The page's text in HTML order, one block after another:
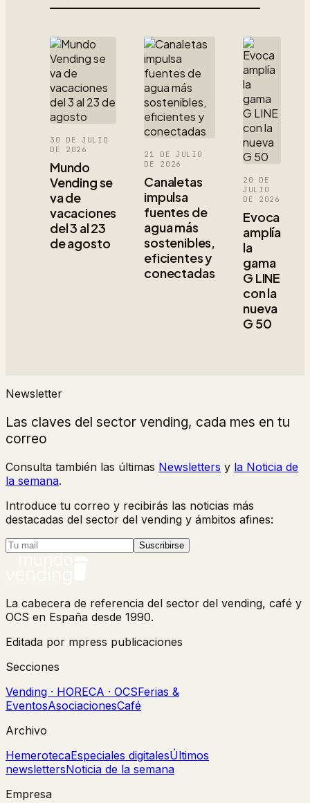
30 DE JULIO
DE 2026
Mundo
Vending se
va de
vacaciones
del 3 al 23
de agosto
21 DE JULIO
DE 2026
Canaletas
impulsa
fuentes de
agua más
sostenibles,
eficientes y
conectadas
20 DE
JULIO
DE 2026
Evoca
amplía
la
gama
G LINE
con la
nueva
G 50
Newsletter
Las claves del sector vending, cada mes en tu
correo
Consulta también las últimas Newsletters y la Noticia de
la semana.
Introduce tu correo y recibirás las noticias más
destacadas del sector del vending y ámbitos afines:
Suscribirse
La cabecera de referencia del sector del vending, café y
OCS en España desde 1990.
Editada por mpress publicaciones
Secciones
Vending · HORECA · OCSFerias &
EventosAsociacionesCafé
Archivo
HemerotecaEspeciales digitalesÚltimos
newslettersNoticia de la semana
Empresa